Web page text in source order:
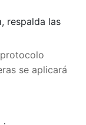
respalda las
se aplicará